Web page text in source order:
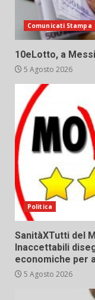
Comunicati Stampa
10eLotto, a
5 Agosto 2026
Politica
SanitàXTutti del
Inaccettabili
economiche per
5 Agosto 2026